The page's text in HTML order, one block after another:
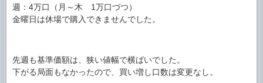
週：4万口（月～木 1万口づつ）
金曜日は休場で購入できませんでした。
先週も基準価額は、狭い値幅で横ばいでした。
下がる局面もなかったので、買い増し口数は変更なし。